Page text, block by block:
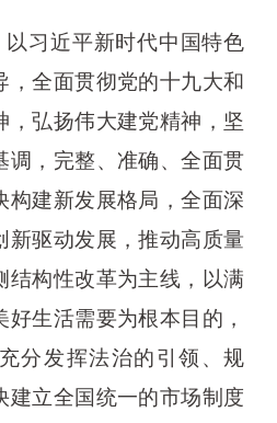
习近平新时代中国特色
，全面贯彻党的十九大和
，弘扬伟大建党精神，坚
调，完整、准确、全面贯
构建新发展格局，全面深
新驱动发展，推动高质量
结构性改革为主线，以满
生活需要为根本目的，
分发挥法治的引领、规
建立全国统一的市场制度